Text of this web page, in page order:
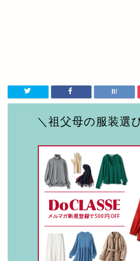
＼祖父母の服装選